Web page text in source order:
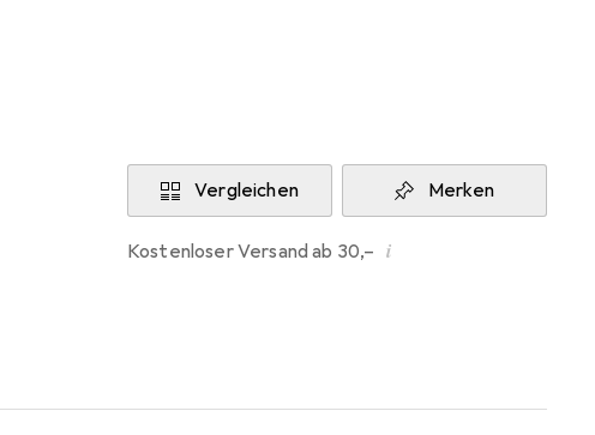
Vergleichen Merken
Kostenloser Versand ab 30,– i